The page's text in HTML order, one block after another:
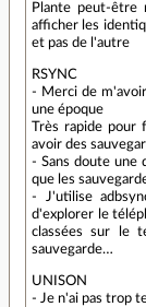
Plante peut-être
afficher les
et pas de l'autre
RSYNC
- Merci de m'avoir
une époque
Très rapide pour
avoir des
- Sans doute une
que les
- J'utilise
d'explorer le
classées sur le
sauvegarde…
UNISON
- Je n'ai pas trop